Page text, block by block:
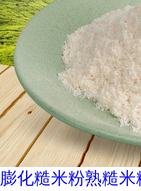
膨化糙米粉熟糙